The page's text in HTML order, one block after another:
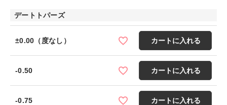
デートトパーズ
±0.00（度なし） カートに入れる
-0.50 カートに入れる
-0.75 カートに入れる